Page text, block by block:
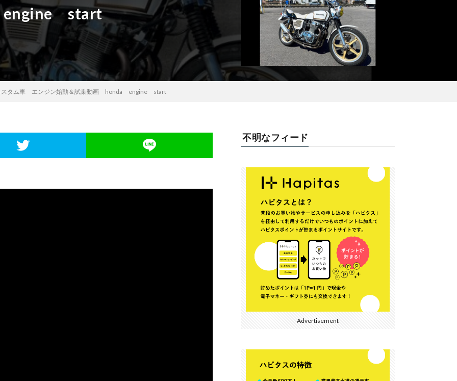
engine start
タム車 エンジン始動＆試乗動画 honda engine start
不明なフィード
Advertisement